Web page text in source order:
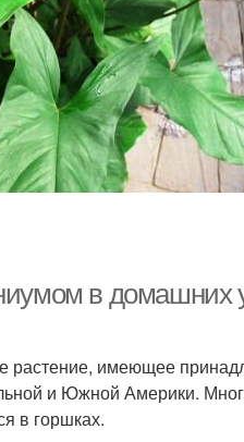
в
растение, имеющее
и Южной Америки.
в горшках.